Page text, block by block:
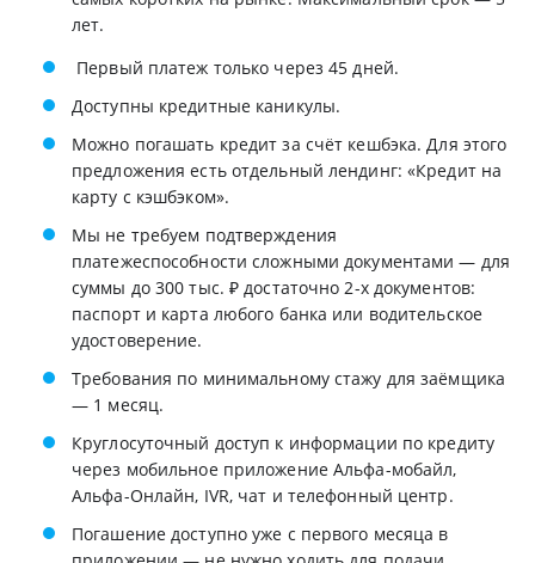
лет.
Первый платеж только через 45 дней.
Доступны кредитные каникулы.
Можно погашать кредит за счёт кешбэка. Для этого
предложения есть отдельный лендинг: «Кредит на
карту с кэшбэком».
Мы не требуем подтверждения
платежеспособности сложными документами — для
суммы до 300 тыс. ₽ достаточно 2-х документов:
паспорт и карта любого банка или водительское
удостоверение.
Требования по минимальному стажу для заёмщика
— 1 месяц.
Круглосуточный доступ к информации по кредиту
через мобильное приложение Альфа-мобайл,
Альфа-Онлайн, IVR, чат и телефонный центр.
Погашение доступно уже с первого месяца в